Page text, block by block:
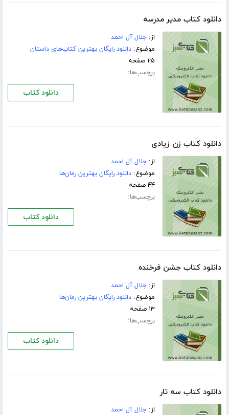
دانلود کتاب مدیر مدرسه
از:جلال آل احمد
موضوع:دانلود رایگان بهترین کتاب‌های داستان
۲۵ صفحه
برچسب‌ها:
دانلود کتاب
دانلود کتاب زن زیادی
از:جلال آل احمد
موضوع:دانلود رایگان بهترین رمان‌ها
۴۴ صفحه
برچسب‌ها:
دانلود کتاب
دانلود کتاب جشن فرخنده
از:جلال آل احمد
موضوع:دانلود رایگان بهترین رمان‌ها
۱۳ صفحه
برچسب‌ها:
دانلود کتاب
دانلود کتاب سه تار
از:جلال آل احمد